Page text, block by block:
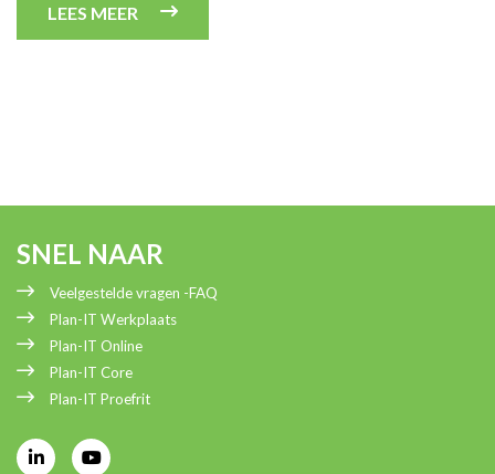
LEES MEER
SNEL NAAR
Veelgestelde vragen -FAQ
Plan-IT Werkplaats
Plan-IT Online
Plan-IT Core
Plan-IT Proefrit